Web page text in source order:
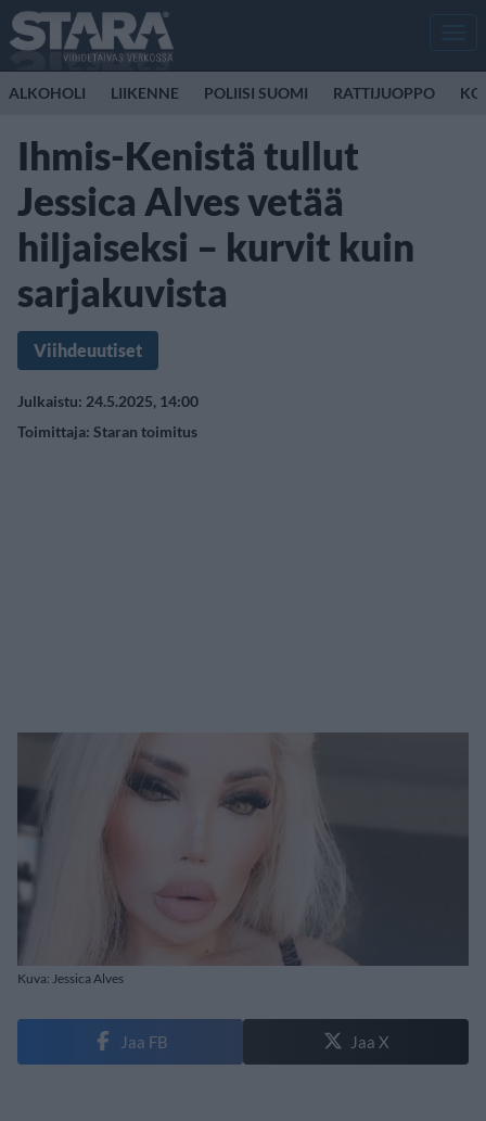
ALKOHOLI LIIKENNE POLIISI SUOMI RATTIJUOPPO
Ihmis-Kenistä tullut
Jessica Alves vetää
hiljaiseksi – kurvit kuin
sarjakuvista
Viihdeuutiset
Julkaistu: 24.5.2025, 14:00
Toimittaja: Staran toimitus
Kuva: Jessica Alves
Jaa FB Jaa X